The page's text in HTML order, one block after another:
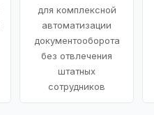
для комплексной
автоматизации
документооборота
без отвлечения
штатных
сотрудников